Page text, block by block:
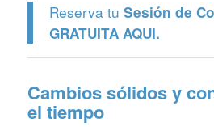
Reserva tu Sesión de
GRATUITA AQUI.
Cambios sólidos y
el tiempo